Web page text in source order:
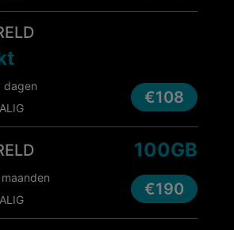
dagen
€108
100GB
maanden
€190